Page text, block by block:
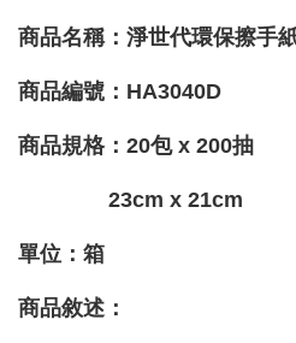
商品名稱：淨世代環保擦手
商品編號：HA3040D
商品規格：20包 x 200抽
23cm x 21cm
單位：箱
商品敘述：